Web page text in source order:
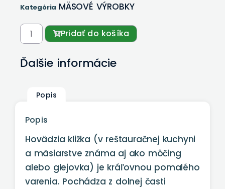
Kategória MÄSOVÉ VÝROBKY
Pridať do košíka
Ďalšie informácie
Popis
Popis
Hovädzia kližka (v reštauračnej kuchyni
a mäsiarstve známa aj ako môčing
alebo glejovka) je kráľovnou pomalého
varenia. Pochádza z dolnej časti